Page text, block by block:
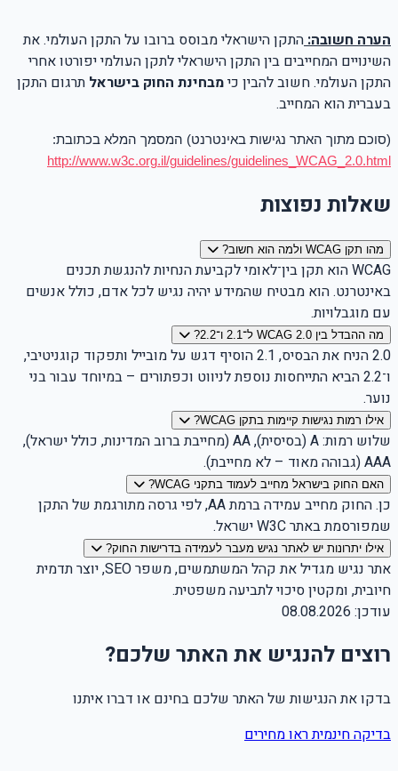
הערה חשובה: התקן הישראלי מבוסס ברובו על התקן העולמי. את
השינויים המחייבים בין התקן הישראלי לתקן העולמי יפורטו אחרי
התקן העולמי. חשוב להבין כימבחינת החוק בישראל תרגום התקן
בעברית הוא המחייב.
(סוכם מתוך האתר נגישות באינטרנט) המסמך המלא בכתובת:
http://www.w3c.org.il/guidelines/guidelines_WCAG_2.0.html
שאלות נפוצות
מהו תקן WCAG ולמה הוא חשוב?
WCAG הוא תקן בין־לאומי לקביעת הנחיות להנגשת תכנים
באינטרנט. הוא מבטיח שהמידע יהיה נגיש לכל אדם, כולל אנשים
עם מוגבלויות.
מה ההבדל בין WCAG 2.0 ל־2.1 ו־2.2?
2.0 הניח את הבסיס, 2.1 הוסיף דגש על מובייל ותפקוד קוגניטיבי,
ו־2.2 הביא התייחסות נוספת לניווט וכפתורים – במיוחד עבור בני
נוער.
אילו רמות נגישות קיימות בתקן WCAG?
שלוש רמות: A (בסיסית), AA (מחייבת ברוב המדינות, כולל ישראל),
AAA (גבוהה מאוד – לא מחייבת).
האם החוק בישראל מחייב לעמוד בתקני WCAG?
כן. החוק מחייב עמידה ברמת AA, לפי גרסה מתורגמת של התקן
שמפורסמת באתר W3C ישראל.
אילו יתרונות יש לאתר נגיש מעבר לעמידה בדרישות החוק?
אתר נגיש מגדיל את קהל המשתמשים, משפר SEO, יוצר תדמית
חיובית, ומקטין סיכוי לתביעה משפטית.
עודכן: 08.08.2026
רוצים להנגיש את האתר שלכם?
בדקו את הנגישות של האתר שלכם בחינם או דברו איתנו
בדיקה חינמיתראו מחירים